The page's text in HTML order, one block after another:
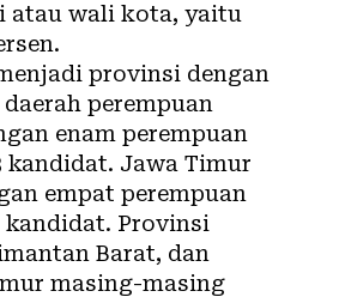
atau wali kota, yaitu
provinsi dengan
perempuan
enam perempuan
kandidat. Jawa Timur
empat perempuan
kandidat. Provinsi
Barat, dan
masing-masing